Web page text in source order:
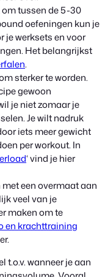
tussen de 5-30
oefeningen kun je
je werksets en voor
Het belangrijkst
.
sterker te worden.
gewoon
je niet zomaar je
Je wilt nadruk
iets meer gewicht
per workout. In
‘ vind je hier
een overmaat aan
veel van je
maken om te
en krachttraining
t.o.v. wanneer je aan